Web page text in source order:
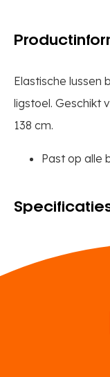
Elastische lussen
ligstoel. Geschikt
138 cm.
Past op alle